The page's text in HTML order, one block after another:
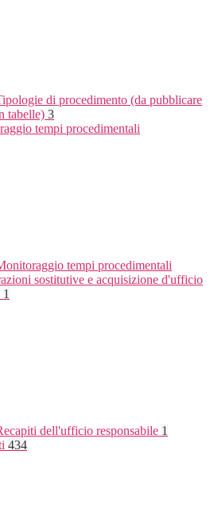
di procedimento (da pubblicare
tabelle) 3
tempi procedimentali
tempi procedimentali
sostitutive e acquisizione d'ufficio
1
dell'ufficio responsabile 1
434